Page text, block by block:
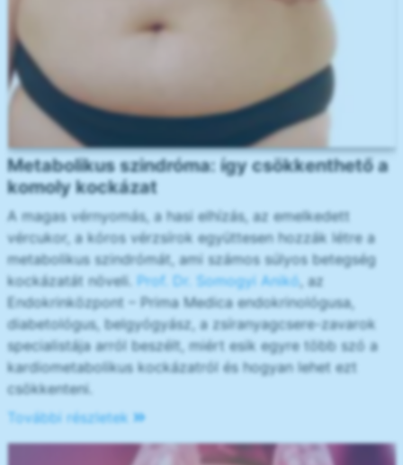
Metabolikus szindróma: így csökkenthető a
komoly kockázat
A magas vérnyomás, a hasi elhízás, az emelkedett
vércukor, a kóros vérzsírok együttesen hozzák létre a
metabolikus szindrómát, ami számos súlyos betegség
kockázatát növeli. Prof. Dr. Somogyi Anikó, az
Endokrinközpont – Prima Medica endokrinológusa,
diabetológus, belgyógyász, a zsíranyagcsere-zavarok
specialistája arról beszélt, miért esik egyre több szó a
kardiometabolikus kockázatról és hogyan lehet ezt
csökkenteni.
További részletek